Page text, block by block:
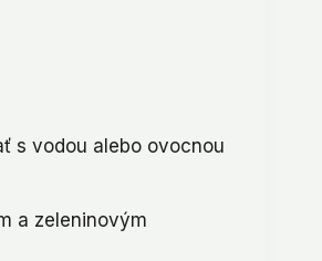
s vodou alebo ovocnou
a zeleninovým